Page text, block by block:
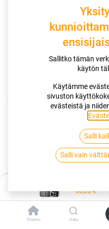
80,00€
Etusivu Haku
Kauppa 175/65R15
175/65R15 84T
ES31 4PR
Sallitko tämän
käytön
Käytämme
sivuston
evästeistä ja
Salli
Salli vain